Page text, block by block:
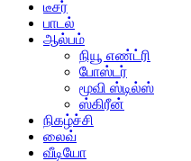
டீசர்
பாடல்
ஆல்பம்
நியூ எண்ட்ரி
போஸ்டர்
மூவி ஸ்டில்ஸ்
ஸ்கிரீன்
நிகழ்ச்சி
லைவ்
வீடியோ